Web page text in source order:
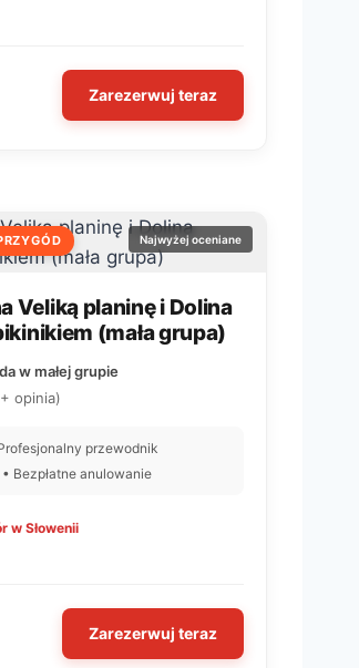
Zarezerwuj teraz
Najwyżej oceniane
Veliką planinę i Dolina
(mała grupa)
w małej grupie
opinia)
przewodnik
Bezpłatne anulowanie
w Słowenii
Zarezerwuj teraz